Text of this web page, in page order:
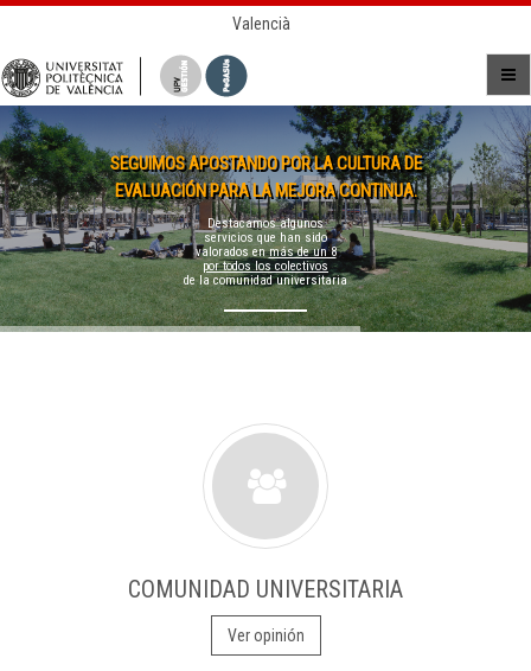
Valencià
SEGUIMOS APOSTANDO POR LA CULTURA DE
EVALUACIÓN PARA LA MEJORA CONTINUA.
Destacamos algunos
servicios que han sido
valorados enmás de un 8
por todos los colectivos
de la comunidad universitaria
COMUNIDAD UNIVERSITARIA
Ver opinión